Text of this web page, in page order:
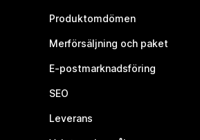
Produktomdömen
Merförsäljning och paket
E-postmarknadsföring
SEO
Leverans